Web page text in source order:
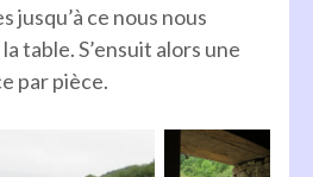
jusqu’à ce nous nous
table. S’ensuit alors une
par pièce.